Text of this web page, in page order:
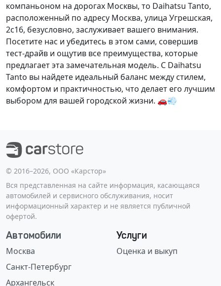
компаньоном на дорогах Москвы, то Daihatsu Tanto,
расположенный по адресу Москва, улица Угрешская,
2с16, безусловно, заслуживает вашего внимания.
Посетите нас и убедитесь в этом сами, совершив
тест-драйв и ощутив все преимущества, которые
предлагает эта замечательная модель. С Daihatsu
Tanto вы найдете идеальный баланс между стилем,
комфортом и практичностью, что делает его лучшим
выбором для вашей городской жизни. 🚗💨
©️ 2016–2026, ООО «Карстор»
Вся представленная на сайте информация, касающаяся
автомобилей и сервисного обслуживания, носит
информационный характер и не является публичной
офертой.
Автомобили
Москва
Санкт-Петербург
Архангельск
Услуги
Оценка и выкуп